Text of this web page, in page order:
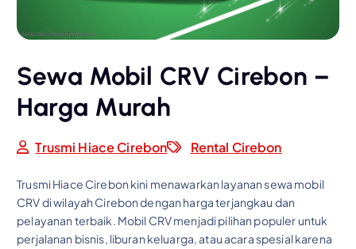
Sewa Mobil CRV Cirebon –
Harga Murah
Trusmi Hiace Cirebon Rental Cirebon
Trusmi Hiace Cirebon kini menawarkan layanan sewa mobil
CRV di wilayah Cirebon dengan harga terjangkau dan
pelayanan terbaik. Mobil CRV menjadi pilihan populer untuk
perjalanan bisnis, liburan keluarga, atau acara spesial karena